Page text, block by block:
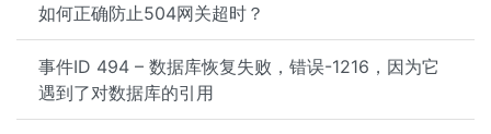
如何正确防止504网关超时？
事件ID 494 – 数据库恢复失败，错误-1216，因为它
遇到了对数据库的引用